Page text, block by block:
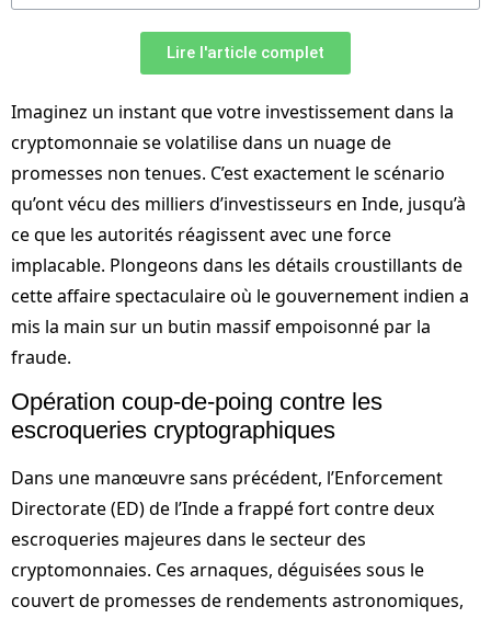
Lire l'article complet
Imaginez un instant que votre investissement dans la
cryptomonnaie se volatilise dans un nuage de
promesses non tenues. C’est exactement le scénario
qu’ont vécu des milliers d’investisseurs en Inde, jusqu’à
ce que les autorités réagissent avec une force
implacable. Plongeons dans les détails croustillants de
cette affaire spectaculaire où le gouvernement indien a
mis la main sur un butin massif empoisonné par la
fraude.
Opération coup-de-poing contre les
escroqueries cryptographiques
Dans une manœuvre sans précédent, l’Enforcement
Directorate (ED) de l’Inde a frappé fort contre deux
escroqueries majeures dans le secteur des
cryptomonnaies. Ces arnaques, déguisées sous le
couvert de promesses de rendements astronomiques,